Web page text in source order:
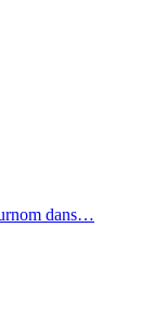
dans…